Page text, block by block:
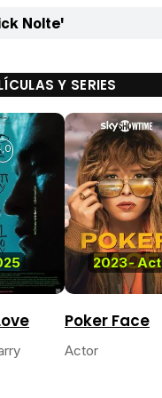
Nolte'
Y SERIES
2023-Act
Poker Face
Actor